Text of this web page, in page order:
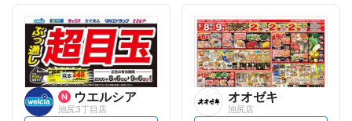
l
o
w
l
o
w
ウエルシア
池尻3丁目店
オオゼキ
池尻店